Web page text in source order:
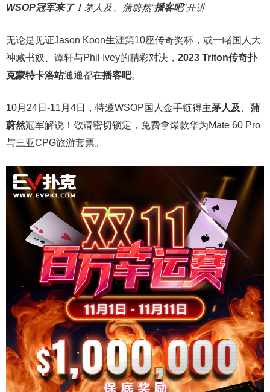
WSOP冠军来了！ 茅人及、蒲蔚然“播客吧”开讲
无论是见证Jason Koon生涯第10座传奇奖杯，或一睹国人大
神藏书奴、谭轩与Phil Ivey的精彩对决， 2023 Triton传奇扑
克蒙特卡洛站通通都在播客吧。
10月24日-11月4日，特邀WSOP国人金手链得主茅人及
蒲
蔚然冠军解说！敬请密切锁定，免费拿爆款华为Mate 60 Pro
与三亚CPG旅游套票。